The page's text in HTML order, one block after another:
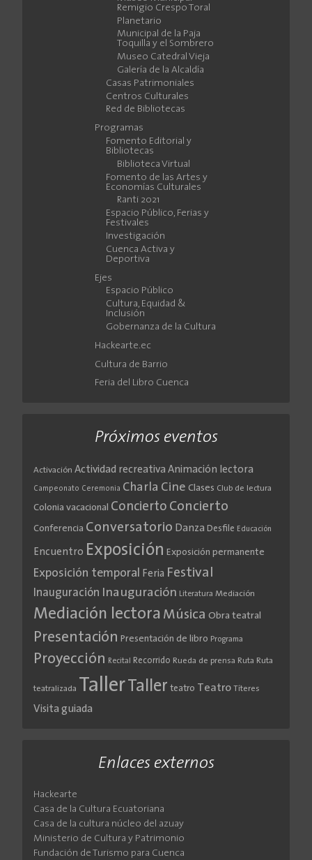
Remigio Crespo Toral
Planetario
Municipal de la Paja
Toquilla y el Sombrero
Museo Catedral Vieja
Galería de la Alcaldía
Casas Patrimoniales
Centros Culturales
Red de Bibliotecas
Programas
Fomento Editorial y
Bibliotecas
Biblioteca Virtual
Fomento de las Artes y
Economías Culturales
Ranti 2021
Espacio Público, Ferias y
Festivales
Investigación
Cuenca Activa y
Deportiva
Ejes
Espacio Público
Cultura, Equidad &
Inclusión
Gobernanza de la Cultura
Hackearte.ec
Cultura de Barrio
Feria del Libro Cuenca
Próximos eventos
Activación Actividad recreativa Animación lectora
Campeonato Ceremonia Charla Cine Clases Club de lectura
Colonia vacacional Concierto Concierto
Conferencia Conversatorio Danza Desfile Educación
Encuentro Exposición Exposición permanente
Exposición temporal Feria Festival
Inauguración Inauguración Literatura Mediación
Mediación lectora Música Obra teatral
Presentación Presentación de libro Programa
Proyección Recital Recorrido Rueda de prensa Ruta Ruta
teatralizada TallerTaller teatro Teatro Títeres
Visita guiada
Enlaces externos
Hackearte
Casa de la Cultura Ecuatoriana
Casa de la cultura núcleo del azuay
Ministerio de Cultura y Patrimonio
Fundación de Turismo para Cuenca